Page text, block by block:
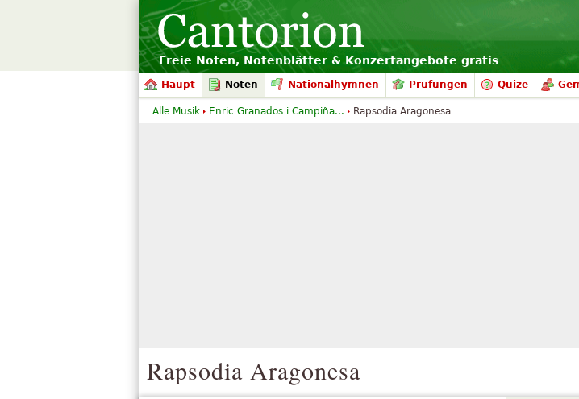
Freie Noten, Notenblätter & Konzertangebote gratis
Haupt Noten Nationalhymnen Prüfungen Quize
Rapsodia Aragonesa
Alle Musik Enric Granados i Campiña... Rapsodia Aragonesa